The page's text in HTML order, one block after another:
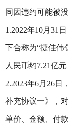
同因违约可能被
1.2022年10月31
下合称为“捷佳伟
人民币约7.21亿
2.2023年6月26
补充协议一》，
单价、金额、付